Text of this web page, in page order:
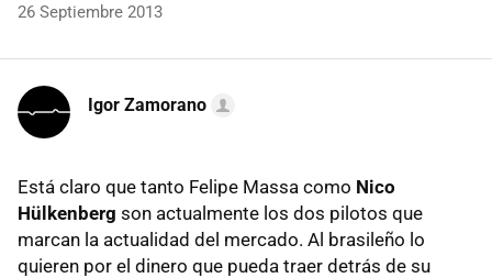
26 Septiembre 2013
Igor Zamorano
Está claro que tanto Felipe Massa como Nico
Hülkenberg son actualmente los dos pilotos que
marcan la actualidad del mercado. Al brasileño lo
quieren por el dinero que pueda traer detrás de su